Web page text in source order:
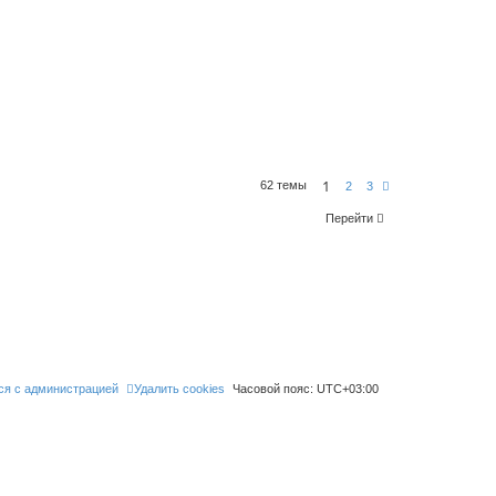
62 темы 1 2 3
Перейти
Часовой пояс: UTC+03:00
Удалить cookies
с администрацией